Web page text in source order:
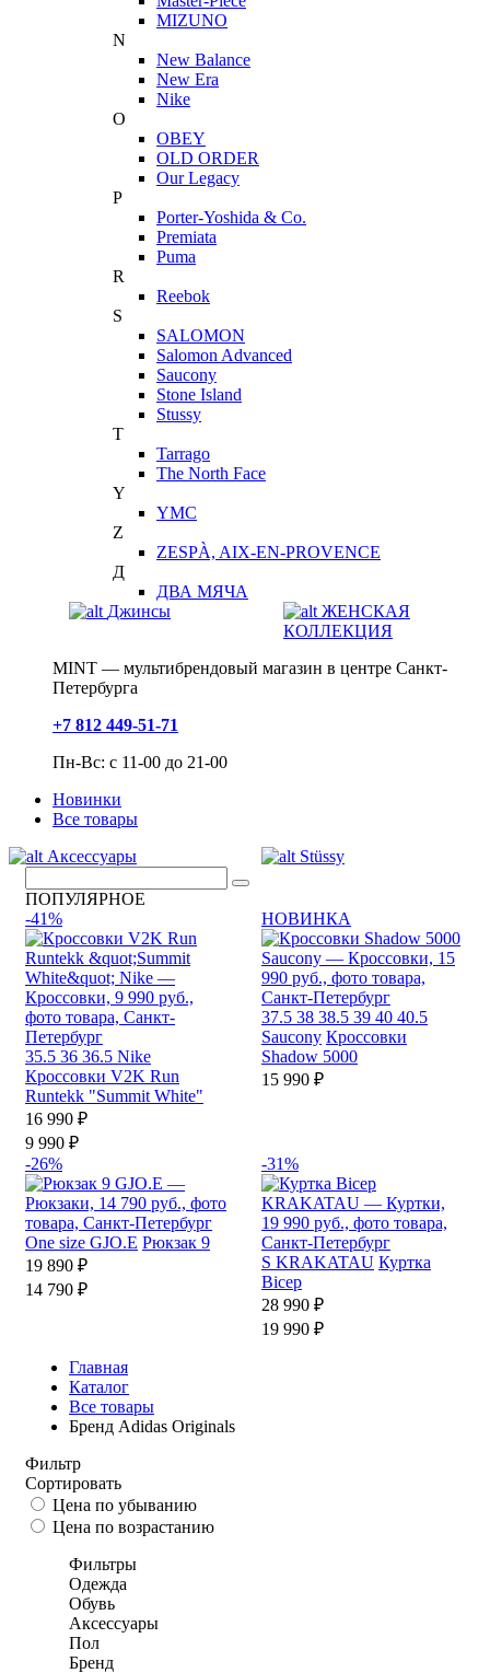
MIZUNO
N
New Balance
New Era
Nike
O
OBEY
OLD ORDER
Our Legacy
P
Porter-Yoshida & Co.
Premiata
Puma
R
Reebok
S
SALOMON
Salomon Advanced
Saucony
Stone Island
Stussy
T
Tarrago
The North Face
Y
YMC
Z
ZESPÀ, AIX-EN-PROVENCE
Д
ДВА МЯЧА
Джинсы
ЖЕНСКАЯ
КОЛЛЕКЦИЯ
MINT — мультибрендовый магазин в центре Санкт-
Петербурга
+7 812 449-51-71
Пн-Вс: с 11-00 до 21-00
Новинки
Все товары
Аксессуары
Stüssy
ПОПУЛЯРНОЕ
-41%
35.5 36 36.5 Nike
Кроссовки V2K Run
Runtekk "Summit White"
16 990 ₽
9 990 ₽
НОВИНКА
37.5 38 38.5 39 40 40.5
Saucony Кроссовки
Shadow 5000
15 990 ₽
-26%
One size GJO.E Рюкзак 9
19 890 ₽
14 790 ₽
-31%
S KRAKATAU Куртка
Bicep
28 990 ₽
19 990 ₽
Главная
Каталог
Все товары
Бренд Adidas Originals
Фильтр
Сортировать
Цена по убыванию
Цена по возрастанию
Фильтры
Одежда
Обувь
Аксессуары
Пол
Бренд